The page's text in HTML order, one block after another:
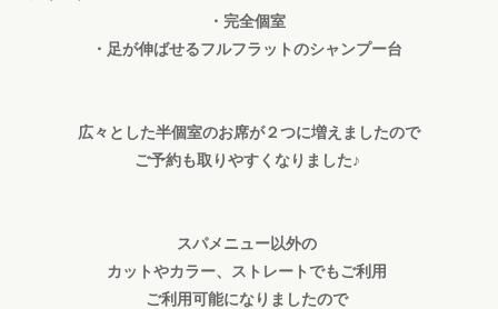
・完全個室
・足が伸ばせるフルフラットのシャンプー台
広々とした半個室のお席が２つに増えましたので
ご予約も取りやすくなりました♪
スパメニュー以外の
カットやカラー、ストレートでもご利用
ご利用可能になりましたので